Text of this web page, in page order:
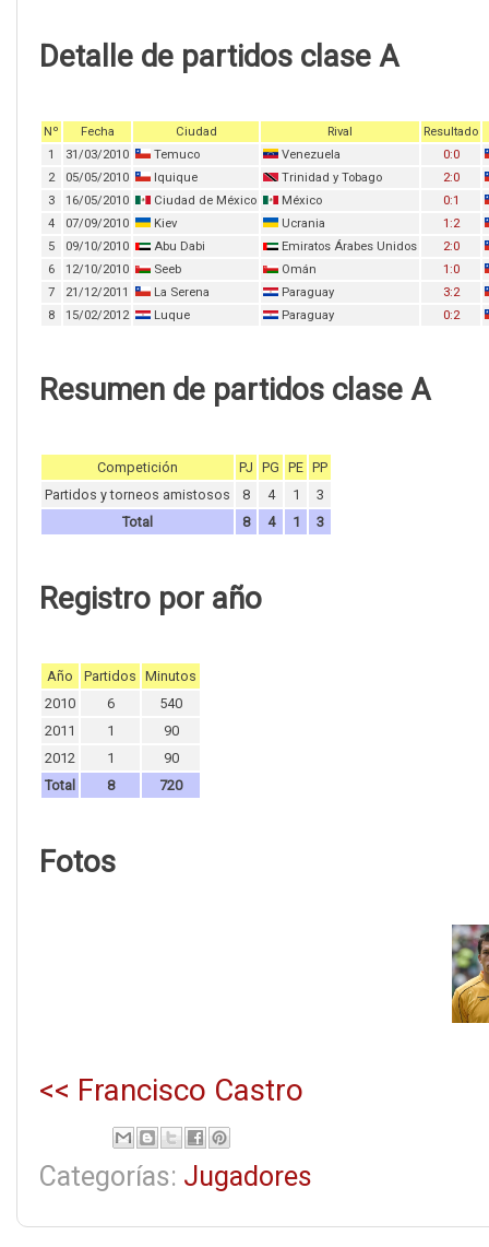
Detalle de partidos clase A
Nº Fecha Ciudad Rival
Resultado
1
31/03/2010 Temuco Venezuela
0:0
2
05/05/2010 Iquique Trinidad y Tobago
2:0
3
16/05/2010 Ciudad de México México
0:1
4
07/09/2010 Kiev Ucrania
1:2
5
09/10/2010 Abu Dabi Emiratos Árabes Unidos
2:0
6
12/10/2010 Seeb Omán
1:0
7
21/12/2011 La Serena Paraguay
3:2
8
15/02/2012 Luque Paraguay 0:2
Resumen de partidos clase A
Competición PJ PG PE PP
Partidos y torneos amistosos
8 4 1
3
Total
8 4 1 3
Registro por año
Año Partidos Minutos
2010
6
540
2011
1
90
2012
1
90
Total
8 720
Fotos
<< Francisco Castro
Categorías: Jugadores